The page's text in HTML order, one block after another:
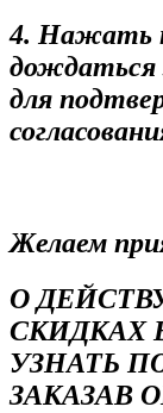
4. Нажать
дождаться
для
Желаем
О
СКИДКАХ
УЗНАТЬ
ЗАКАЗАВ